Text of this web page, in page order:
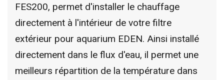
FES200, permet d'installer le chauffage
directement à l'intérieur de votre filtre
extérieur pour aquarium EDEN. Ainsi installé
directement dans le flux d'eau, il permet une
meilleurs répartition de la température dans